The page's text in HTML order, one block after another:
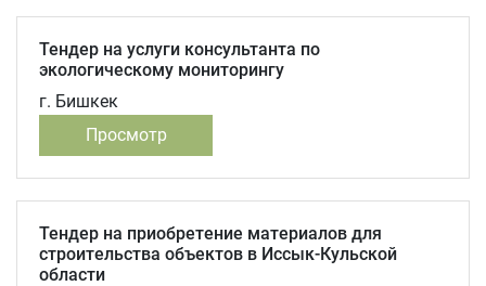
Тендер на услуги консультанта по
экологическому мониторингу
г. Бишкек
Просмотр
Тендер на приобретение материалов для
строительства объектов в Иссык-Кульской
области